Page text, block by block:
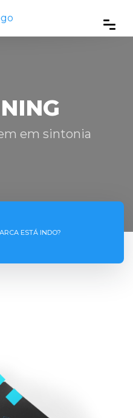
em sintonia
ESTÁ INDO?